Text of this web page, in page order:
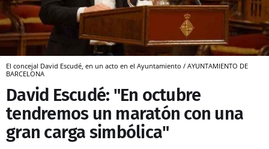
El concejal David Escudé, en un acto en el Ayuntamiento / AYUNTAMIENTO DE
BARCELONA
David Escudé: "En octubre
tendremos un maratón con una
gran carga simbólica"